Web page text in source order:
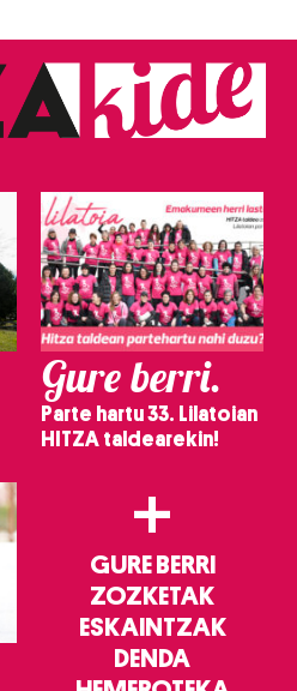
Gure berri.
Parte hartu 33. Lilatoian
HITZA taldearekin!
+
GURE BERRI
ZOZKETAK
ESKAINTZAK
DENDA